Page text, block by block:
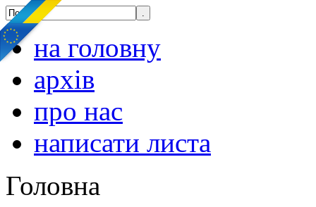
на головну
архів
про нас
написати листа
Головна